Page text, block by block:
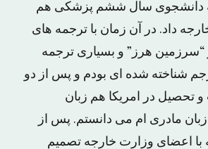
دانشجوی سال ششم پزشکی هم
داد. در آن زمان با ترجمه های
“سرزمین هرز” و بسیاری ترجمه
شناخته شده ای بودم و پس از دو
تحصیل در امریکا هم زبان
زبان مادری ام می دانستم. پس از
اعضای وزارت خارجه تصمیم